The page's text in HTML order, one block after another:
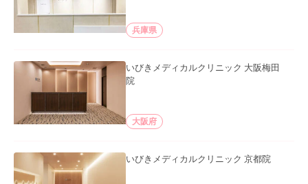
兵庫県
いびきメディカルクリニック 大阪梅田
院
大阪府
いびきメディカルクリニック 京都院